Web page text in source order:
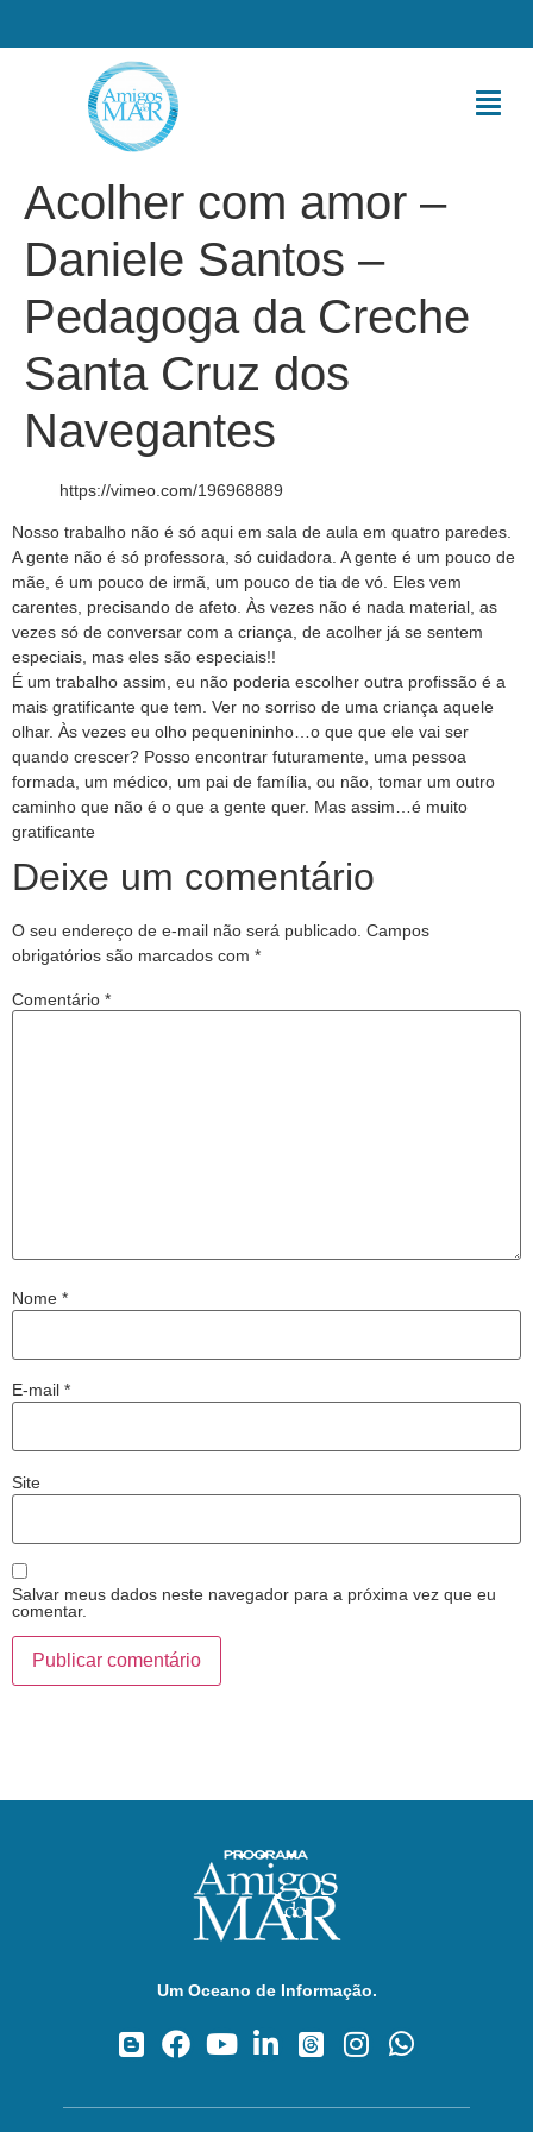
Acolher com amor –
Daniele Santos –
Pedagoga da Creche
Santa Cruz dos
Navegantes
https://vimeo.com/196968889
Nosso trabalho não é só aqui em sala de aula em quatro paredes.
A gente não é só professora, só cuidadora. A gente é um pouco de
mãe, é um pouco de irmã, um pouco de tia de vó. Eles vem
carentes, precisando de afeto. Às vezes não é nada material, as
vezes só de conversar com a criança, de acolher já se sentem
especiais, mas eles são especiais!!
É um trabalho assim, eu não poderia escolher outra profissão é a
mais gratificante que tem. Ver no sorriso de uma criança aquele
olhar. Às vezes eu olho pequenininho…o que que ele vai ser
quando crescer? Posso encontrar futuramente, uma pessoa
formada, um médico, um pai de família, ou não, tomar um outro
caminho que não é o que a gente quer. Mas assim…é muito
gratificante
Deixe um comentário
O seu endereço de e-mail não será publicado. Campos
obrigatórios são marcados com *
Comentário *
Nome *
E-mail *
Site
Salvar meus dados neste navegador para a próxima vez que eu
comentar.
Um Oceano de Informação.